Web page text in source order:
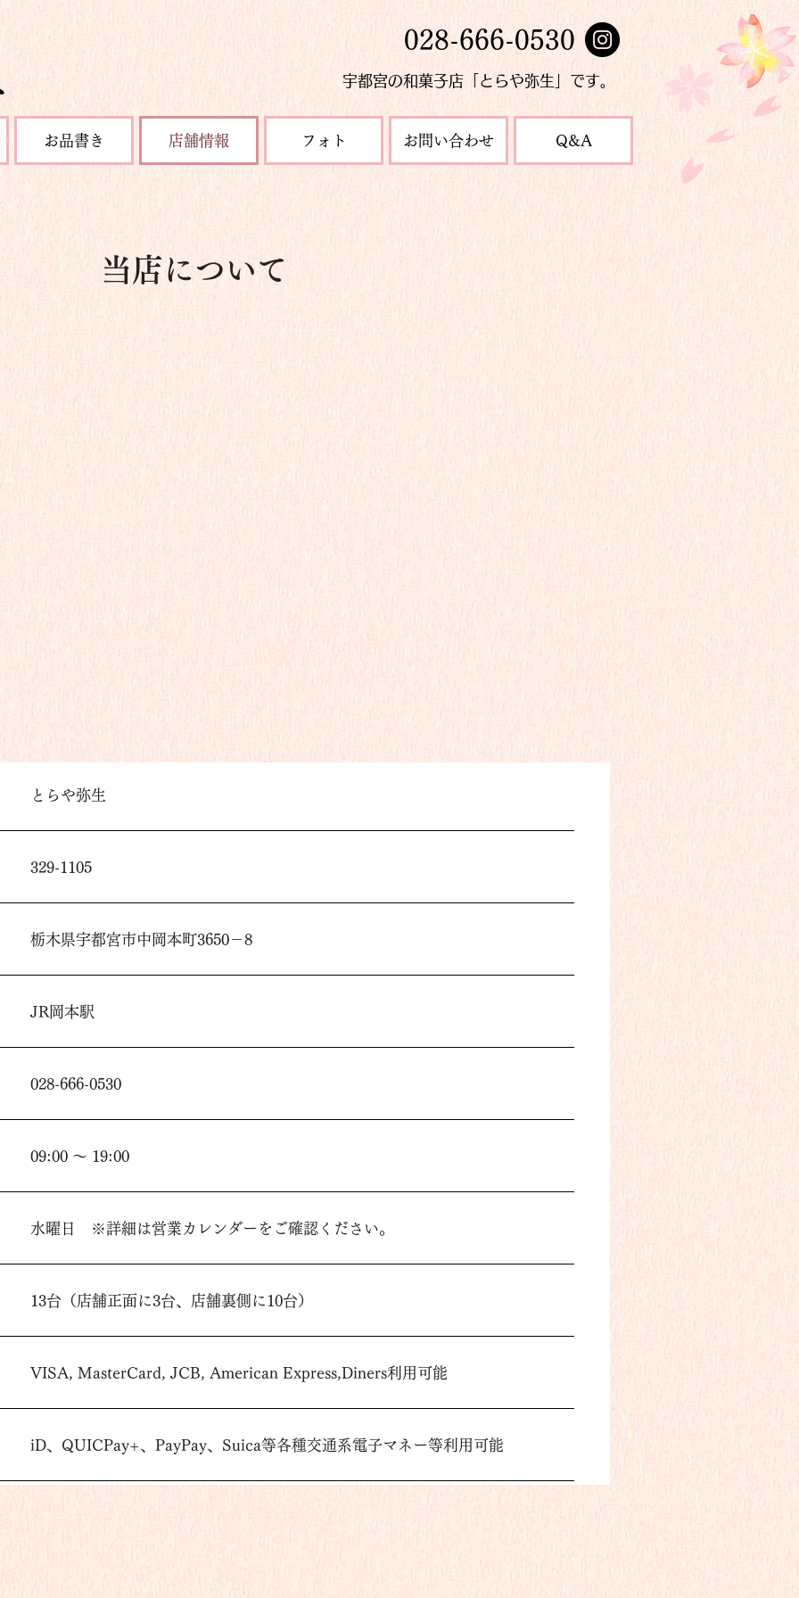
028-666-0530
宇都宮の和菓子店「とらや弥生」です。
お品書き 店舗情報 フォト お問い合わせ Q&A
当店について
とらや弥生
329-1105
栃木県宇都宮市中岡本町3650－8
JR岡本駅
028-666-0530
09:00 ～ 19:00
水曜日 ※詳細は営業カレンダー をご確認ください。
13台（店舗正面に3台、店舗裏側に10台）
VISA, MasterCard, JCB, American Express,Diners利用可能
iD、QUICPay+、PayPay、Suica等各種交通系電子マネー等利用可能